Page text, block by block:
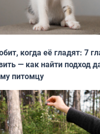
когда её гладят: 7
— как найти подход
питомцу